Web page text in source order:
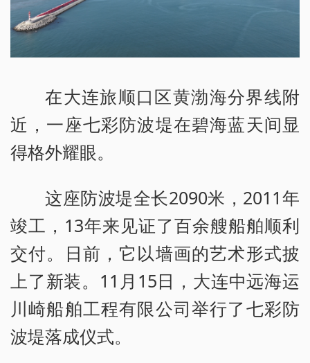
在大连旅顺口区黄渤海分界线附
近，一座七彩防波堤在碧海蓝天间显
得格外耀眼。
这座防波堤全长2090米，2011年
竣工，13年来见证了百余艘船舶顺利
交付。日前，它以墙画的艺术形式披
上了新装。11月15日，大连中远海运
川崎船舶工程有限公司举行了七彩防
波堤落成仪式。